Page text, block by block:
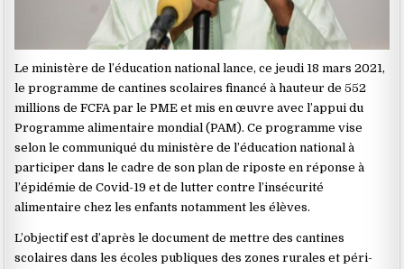
Le ministère de l’éducation national lance, ce jeudi 18 mars 2021,
le programme de cantines scolaires financé à hauteur de 552
millions de FCFA par le PME et mis en œuvre avec l’appui du
Programme alimentaire mondial (PAM). Ce programme vise
selon le communiqué du ministère de l’éducation national à
participer dans le cadre de son plan de riposte en réponse à
l’épidémie de Covid-19 et de lutter contre l’insécurité
alimentaire chez les enfants notamment les élèves.
L’objectif est d’après le document de mettre des cantines
scolaires dans les écoles publiques des zones rurales et péri-